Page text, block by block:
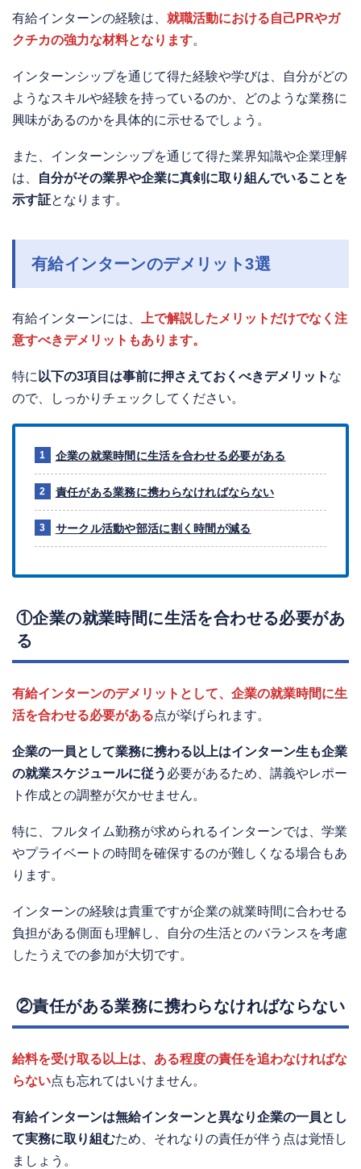
有給インターンの経験は、 就職活動における自己PRやガ
クチカの強力な材料となります。
インターンシップを通じて得た経験や学びは、自分がどの
ようなスキルや経験を持っているのか、どのような業務に
興味があるのかを具体的に示せるでしょう。
また、インターンシップを通じて得た業界知識や企業理解
は、
自分がその業界や企業に真剣に取り組んでいることを
示す証となります。
有給インターンのデメリット3選
有給インターンには、
上で解説したメリットだけでなく注
意すべきデメリットもあります。
特に 以下の3項目は事前に押さえておくべきデメリット な
ので、しっかりチェックしてください。
企業の就業時間に生活を合わせる必要がある
責任がある業務に携わらなければならない
サークル活動や部活に割く時間が減る
①企業の就業時間に生活を合わせる必要があ
る
有給インターンのデメリットとして、企業の就業時間に生
活を合わせる必要がある点が挙げられます。
企業の一員として業務に携わる以上はインターン生も企業
の就業スケジュールに従う 必要があるため、講義やレポー
ト作成との調整が欠かせません。
特に、フルタイム勤務が求められるインターンでは、学業
やプライベートの時間を確保するのが難しくなる場合もあ
ります。
インターンの経験は貴重ですが企業の就業時間に合わせる
負担がある側面も理解し、自分の生活とのバランスを考慮
したうえでの参加が大切です。
②責任がある業務に携わらなければならない
給料を受け取る以上は、ある程度の責任を追わなければな
らない点も忘れてはいけません。
有給インターンは無給インターンと異なり企業の一員とし
て実務に取り組むため、それなりの責任が伴う点は覚悟し
ましょう。